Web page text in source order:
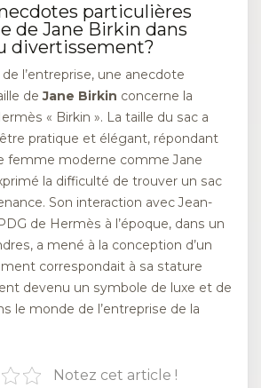
particulières
de Jane Birkin dans
divertissement?
l’entreprise, une anecdote
deJane Birkin concerne la
« Birkin ». La taille du sac a
pratique et élégant, répondant
femme moderne comme Jane
la difficulté de trouver un sac
Son interaction avec Jean-
de Hermès à l’époque, dans un
a mené à la conception d’un
correspondait à sa stature
devenu un symbole de luxe et de
le monde de l’entreprise de la
Notez cet article !